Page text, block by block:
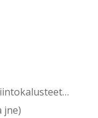
jne)